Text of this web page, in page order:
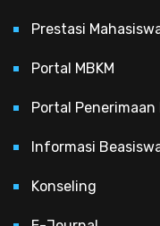
Prestasi
Portal MBKM
Portal Penerimaan
Informasi
Konseling